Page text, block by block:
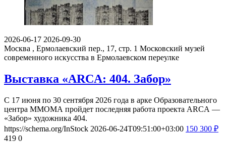
2026-06-17 2026-09-30
Москва , Ермолаевский пер., 17, стр. 1 Московский музей
современного искусства в Ермолаевском переулке
Выставка «ARCA: 404. Забор»
С 17 июня по 30 сентября 2026 года в арке Образовательного
центра ММОМА пройдет последняя работа проекта ARCA —
«Забор» художника 404.
https://schema.org/InStock 2026-06-24T09:51:00+03:00 150 300 ₽
419 0